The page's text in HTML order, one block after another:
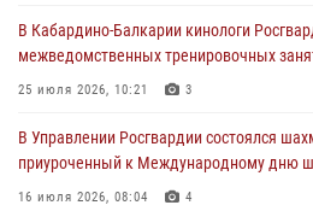
поздравил специалистов
праздником
01 августа 2026, 00:10
Росгвардия обеспечивает безопасность
направлении
31 июля 2026, 09:22
В Кабардино-Балкарии кинологи
межведомственных тренировочных
25 июля 2026, 10:21 3
В Управлении Росгвардии состоялся
приуроченный к Международному дню
16 июля 2026, 08:04 4